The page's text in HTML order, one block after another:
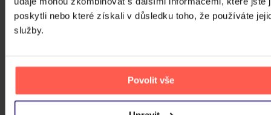
poskytli nebo které získali v důsledku toho, že používáte
služby.
Povolit vše
H16: Kvalitný materiál